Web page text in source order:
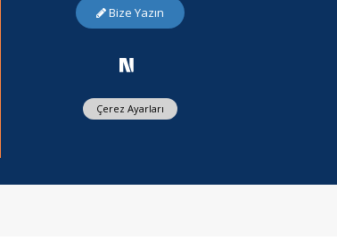
Bize Yazın
Çerez Ayarları